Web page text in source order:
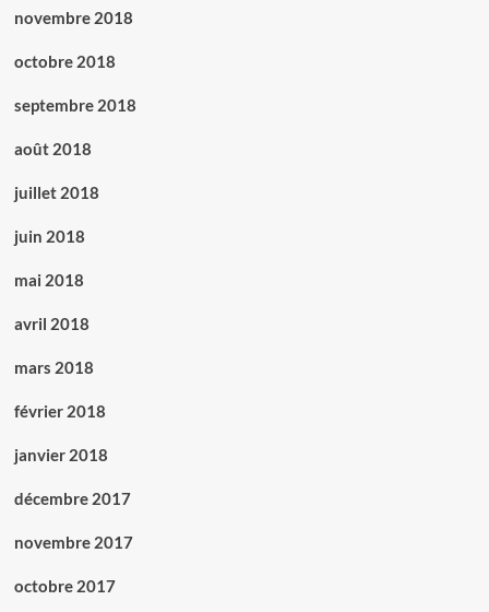
novembre 2018
octobre 2018
septembre 2018
août 2018
juillet 2018
juin 2018
mai 2018
avril 2018
mars 2018
février 2018
janvier 2018
décembre 2017
novembre 2017
octobre 2017